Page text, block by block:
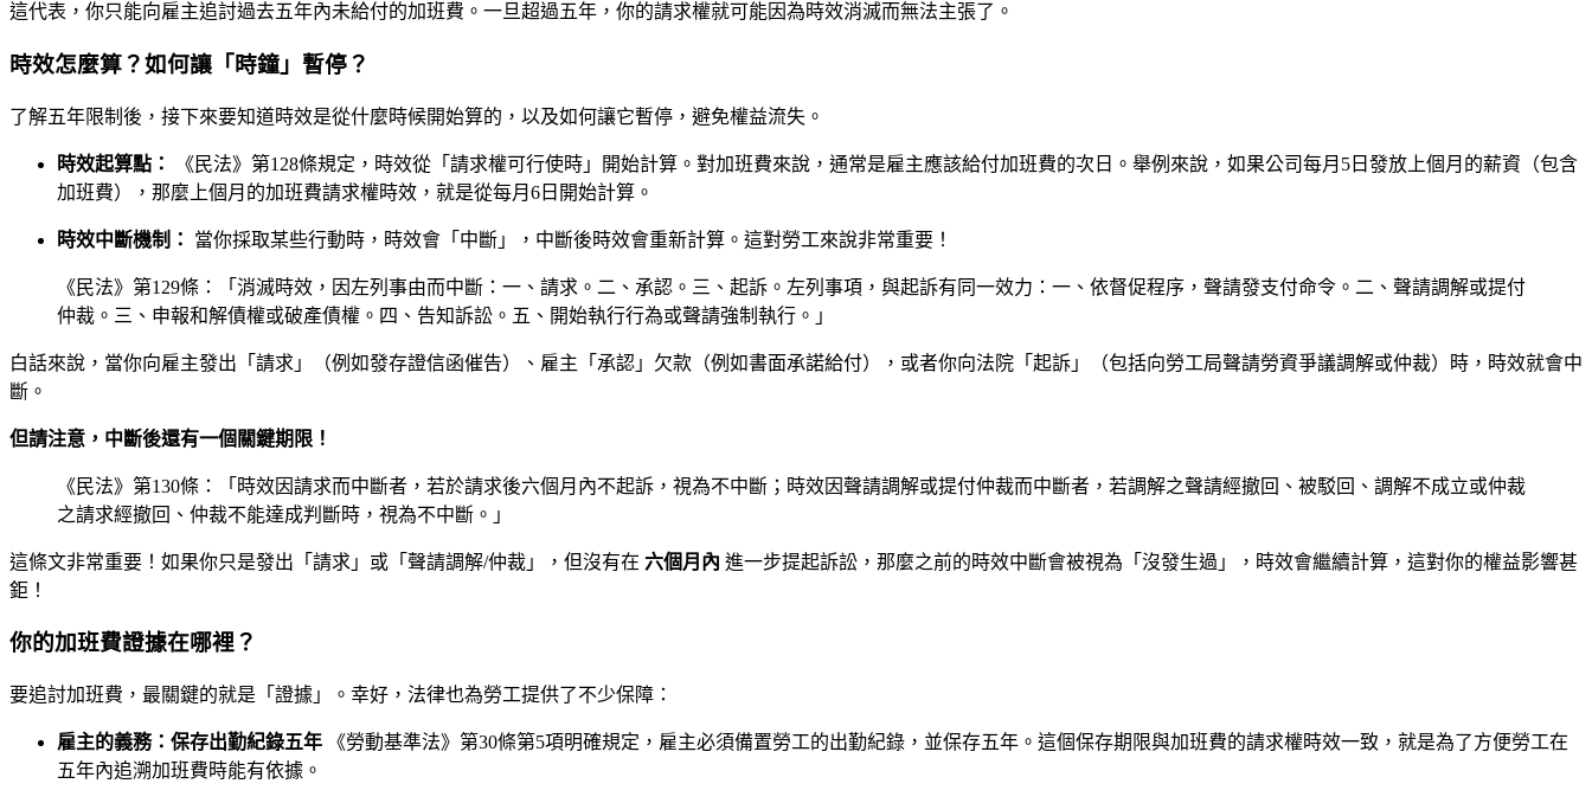
這代表，你只能向雇主追討過去五年內未給付的加班費。一旦超過五年，你的請求權就可能因為時效消滅而無法主張了。
時效怎麼算？如何讓「時鐘」暫停？
了解五年限制後，接下來要知道時效是從什麼時候開始算的，以及如何讓它暫停，避免權益流失。
時效起算點：
《民法》第128條規定，時效從「請求權可行使時」開始計算。對加班費來說，通常是雇主應該給付加班費的次日。舉例來說，如果公司每月5日發放上個月的薪資（包含
加班費），那麼上個月的加班費請求權時效，就是從每月6日開始計算。
時效中斷機制： 當你採取某些行動時，時效會「中斷」，中斷後時效會重新計算。這對勞工來說非常重要！
《民法》第129條：「消滅時效，因左列事由而中斷：一、請求。二、承認。三、起訴。左列事項，與起訴有同一效力：一、依督促程序，聲請發支付命令。二、聲請調解或提付
仲裁。三、申報和解債權或破產債權。四、告知訴訟。五、開始執行行為或聲請強制執行。」
白話來說，當你向雇主發出「請求」（例如發存證信函催告）、雇主「承認」欠款（例如書面承諾給付），或者你向法院「起訴」（包括向勞工局聲請勞資爭議調解或仲裁）時，時效就會中
斷。
但請注意，中斷後還有一個關鍵期限！
《民法》第130條：「時效因請求而中斷者，若於請求後六個月內不起訴，視為不中斷；時效因聲請調解或提付仲裁而中斷者，若調解之聲請經撤回、被駁回、調解不成立或仲裁
之請求經撤回、仲裁不能達成判斷時，視為不中斷。」
這條文非常重要！如果你只是發出「請求」或「聲請調解/仲裁」，但沒有在 六個月內 進一步提起訴訟，那麼之前的時效中斷會被視為「沒發生過」，時效會繼續計算，這對你的權益影響甚
鉅！
你的加班費證據在哪裡？
要追討加班費，最關鍵的就是「證據」。幸好，法律也為勞工提供了不少保障：
雇主的義務：保存出勤紀錄五年 《勞動基準法》第30條第5項明確規定，雇主必須備置勞工的出勤紀錄，並保存五年。這個保存期限與加班費的請求權時效一致，就是為了方便勞工在
五年內追溯加班費時能有依據。